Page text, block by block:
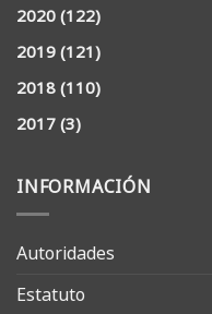
2020(122)
2019(121)
2018(110)
2017(3)
INFORMACIÓN
Autoridades
Estatuto